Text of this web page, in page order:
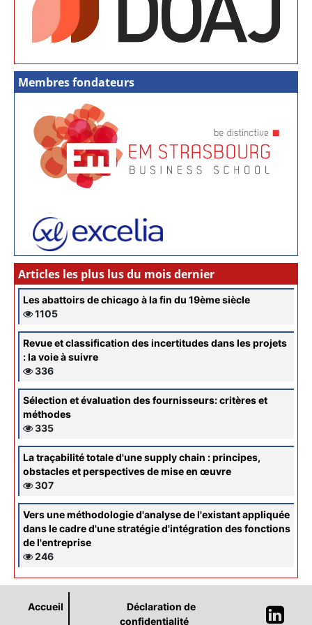
Membres fondateurs
Articles les plus lus du mois dernier
Les abattoirs de chicago à la fin du 19ème siècle
1105
Revue et classification des incertitudes dans les projets
: la voie à suivre
336
Sélection et évaluation des fournisseurs: critères et
méthodes
335
La traçabilité totale d'une supply chain : principes,
obstacles et perspectives de mise en œuvre
307
Vers une méthodologie d'analyse de l'existant appliquée
dans le cadre d'une stratégie d'intégration des fonctions
de l'entreprise
246
Accueil
Déclaration de
confidentialité